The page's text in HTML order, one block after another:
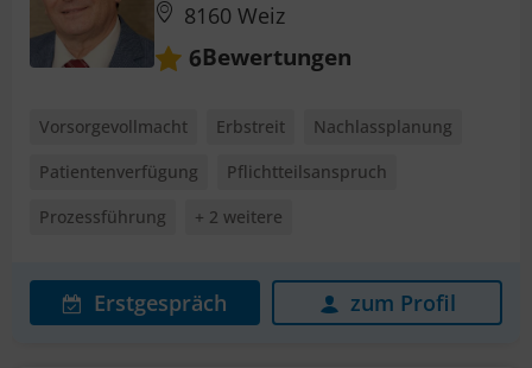
8160 Weiz
6Bewertungen
Vorsorgevollmacht Erbstreit
Nachlassplanung
Patientenverfügung
Pflichtteilsanspruch
Prozessführung
+ 2 weitere
Erstgespräch zum Profil